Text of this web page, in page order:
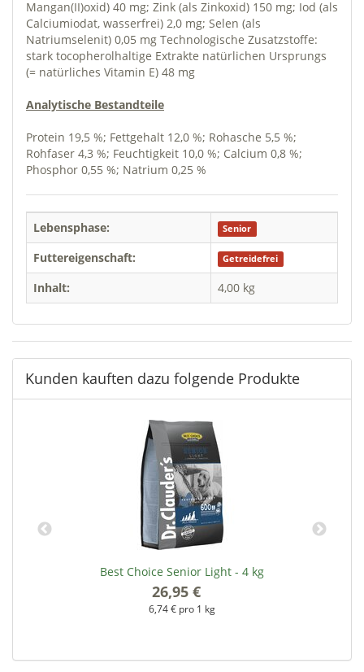
Mangan(II)oxid) 40 mg; Zink (als Zinkoxid) 150 mg; Iod (als
Calciumiodat, wasserfrei) 2,0 mg; Selen (als
Natriumselenit) 0,05 mg Technologische Zusatzstoffe:
stark tocopherolhaltige Extrakte natürlichen Ursprungs
(= natürliches Vitamin E) 48 mg
Analytische Bestandteile
Protein 19,5 %; Fettgehalt 12,0 %; Rohasche 5,5 %;
Rohfaser 4,3 %; Feuchtigkeit 10,0 %; Calcium 0,8 %;
Phosphor 0,55 %; Natrium 0,25 %
Lebensphase: Senior
Futtereigenschaft: Getreidefrei
Inhalt: 4,00 kg
Kunden kauften dazu folgende Produkte
Best Choice Senior Light - 4 kg
26,95 €
6,74 € pro 1 kg